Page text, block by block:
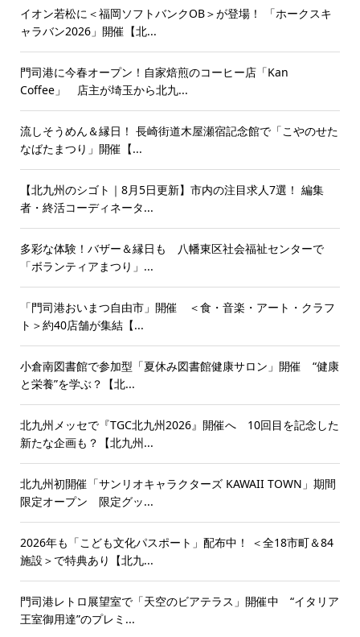
イオン若松に＜福岡ソフトバンクOB＞が登場！ 「ホークスキ
ャラバン2026」開催【北...
門司港に今春オープン！自家焙煎のコーヒー店「Kan
Coffee」 店主が埼玉から北九...
流しそうめん＆縁日！ 長崎街道木屋瀬宿記念館で「こやのせた
なばたまつり」開催【...
【北九州のシゴト｜8月5日更新】市内の注目求人7選！ 編集
者・終活コーディネータ...
多彩な体験！バザー＆縁日も 八幡東区社会福祉センターで
「ボランティアまつり」...
「門司港おいまつ自由市」開催 ＜食・音楽・アート・クラフ
ト＞約40店舗が集結【...
小倉南図書館で参加型「夏休み図書館健康サロン」開催 “健康
と栄養”を学ぶ？【北...
北九州メッセで『TGC北九州2026』開催へ 10回目を記念した
新たな企画も？【北九州...
北九州初開催「サンリオキャラクターズ KAWAII TOWN」期間
限定オープン 限定グッ...
2026年も「こども文化パスポート」配布中！ ＜全18市町＆84
施設＞で特典あり【北九...
門司港レトロ展望室で「天空のビアテラス」開催中 “イタリア
王室御用達”のプレミ...